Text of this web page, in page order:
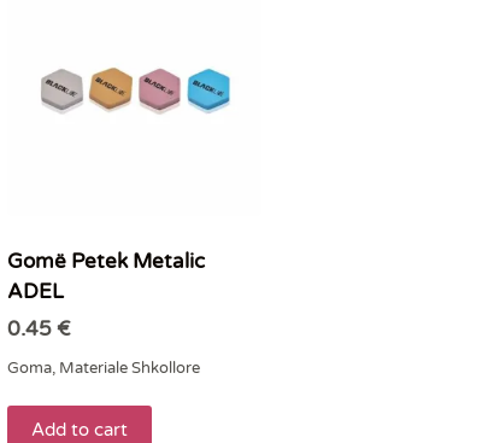
Gomë Petek Metalic
ADEL
0.45€
Goma, Materiale Shkollore
Add to cart